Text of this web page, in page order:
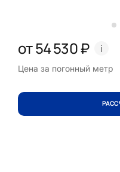
от 54 530 ₽
Цена за погонный метр